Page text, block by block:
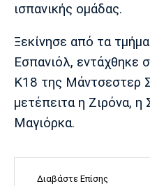
ισπανικής ομάδας.
Ξεκίνησε από τα
Εσπανιόλ, εντάχθηκε
Κ18 της Μάντσεστερ
μετέπειτα η Ζιρόνα, η
Μαγιόρκα.
Διαβάστε Επίσης